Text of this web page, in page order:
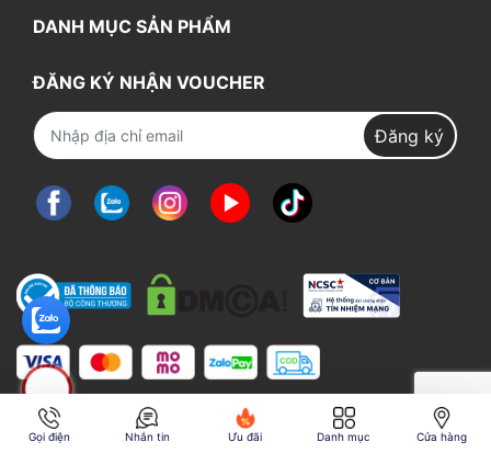
DANH MỤC SẢN PHẨM
ĐĂNG KÝ NHẬN VOUCHER
Đăng ký
Gọi điện Nhắn tin Ưu đãi Danh mục Cửa hàng